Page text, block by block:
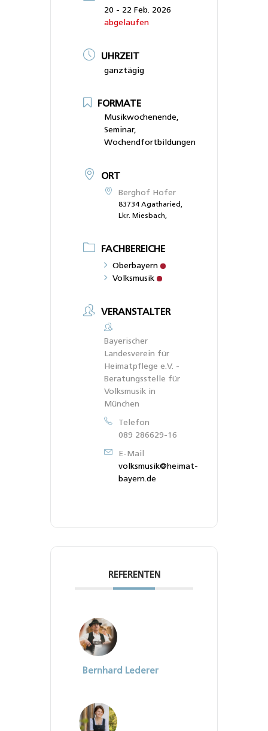
20 - 22 Feb. 2026
abgelaufen
UHRZEIT
ganztägig
FORMATE
Musikwochenende,
Seminar,
Wochendfortbildungen
ORT
Berghof Hofer
83734 Agatharied,
Lkr. Miesbach,
FACHBEREICHE
Oberbayern
Volksmusik
VERANSTALTER
Bayerischer
Landesverein für
Heimatpflege e.V. -
Beratungsstelle für
Volksmusik in
München
Telefon
089 286629-16
E-Mail
volksmusik@heimat-
bayern.de
REFERENTEN
Bernhard Lederer